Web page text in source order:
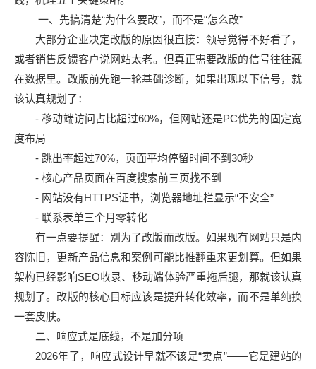
一、先搞清楚“为什么要改”，而不是“怎么改”
大部分企业决定改版的原因很直接：领导觉得不好看了，
或者销售反馈客户说网站太老。但真正需要改版的信号往往藏
在数据里。改版前先跑一轮基础诊断，如果出现以下信号，就
该认真规划了：
- 移动端访问占比超过60%，但网站还是PC优先的固定宽
度布局
- 跳出率超过70%，页面平均停留时间不到30秒
- 核心产品页面在百度搜索前三页找不到
- 网站没有HTTPS证书，浏览器地址栏显示“不安全”
- 联系表单三个月零转化
有一点要提醒：别为了改版而改版。如果现有网站只是内
容陈旧，更新产品信息和案例可能比推翻重来更划算。但如果
架构已经影响SEO收录、移动端体验严重拖后腿，那就该认真
规划了。改版的核心目标应该是提升转化效率，而不是单纯换
一套皮肤。
二、响应式是底线，不是加分项
2026年了，响应式设计早就不该是“卖点”——它是建站的